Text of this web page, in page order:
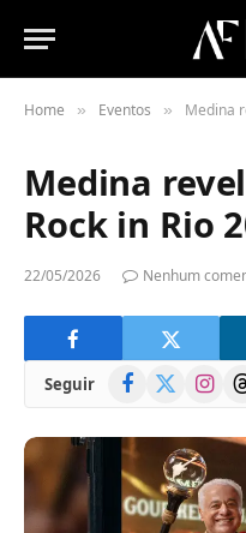
Home » Eventos » Medina
Medina
Rock in Rio
22/05/2026 Nenhum
Seguir Facebook
(Twitter)